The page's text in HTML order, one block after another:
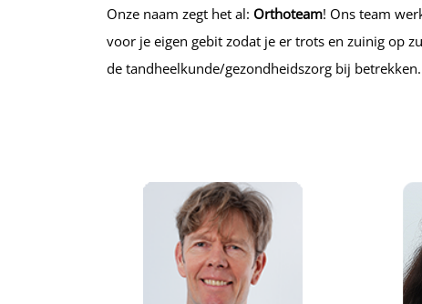
Onze naam zegt het al: Orthoteam! Ons team
voor je eigen gebit zodat je er trots en zuinig op
de tandheelkunde/gezondheidszorg bij betrekken.